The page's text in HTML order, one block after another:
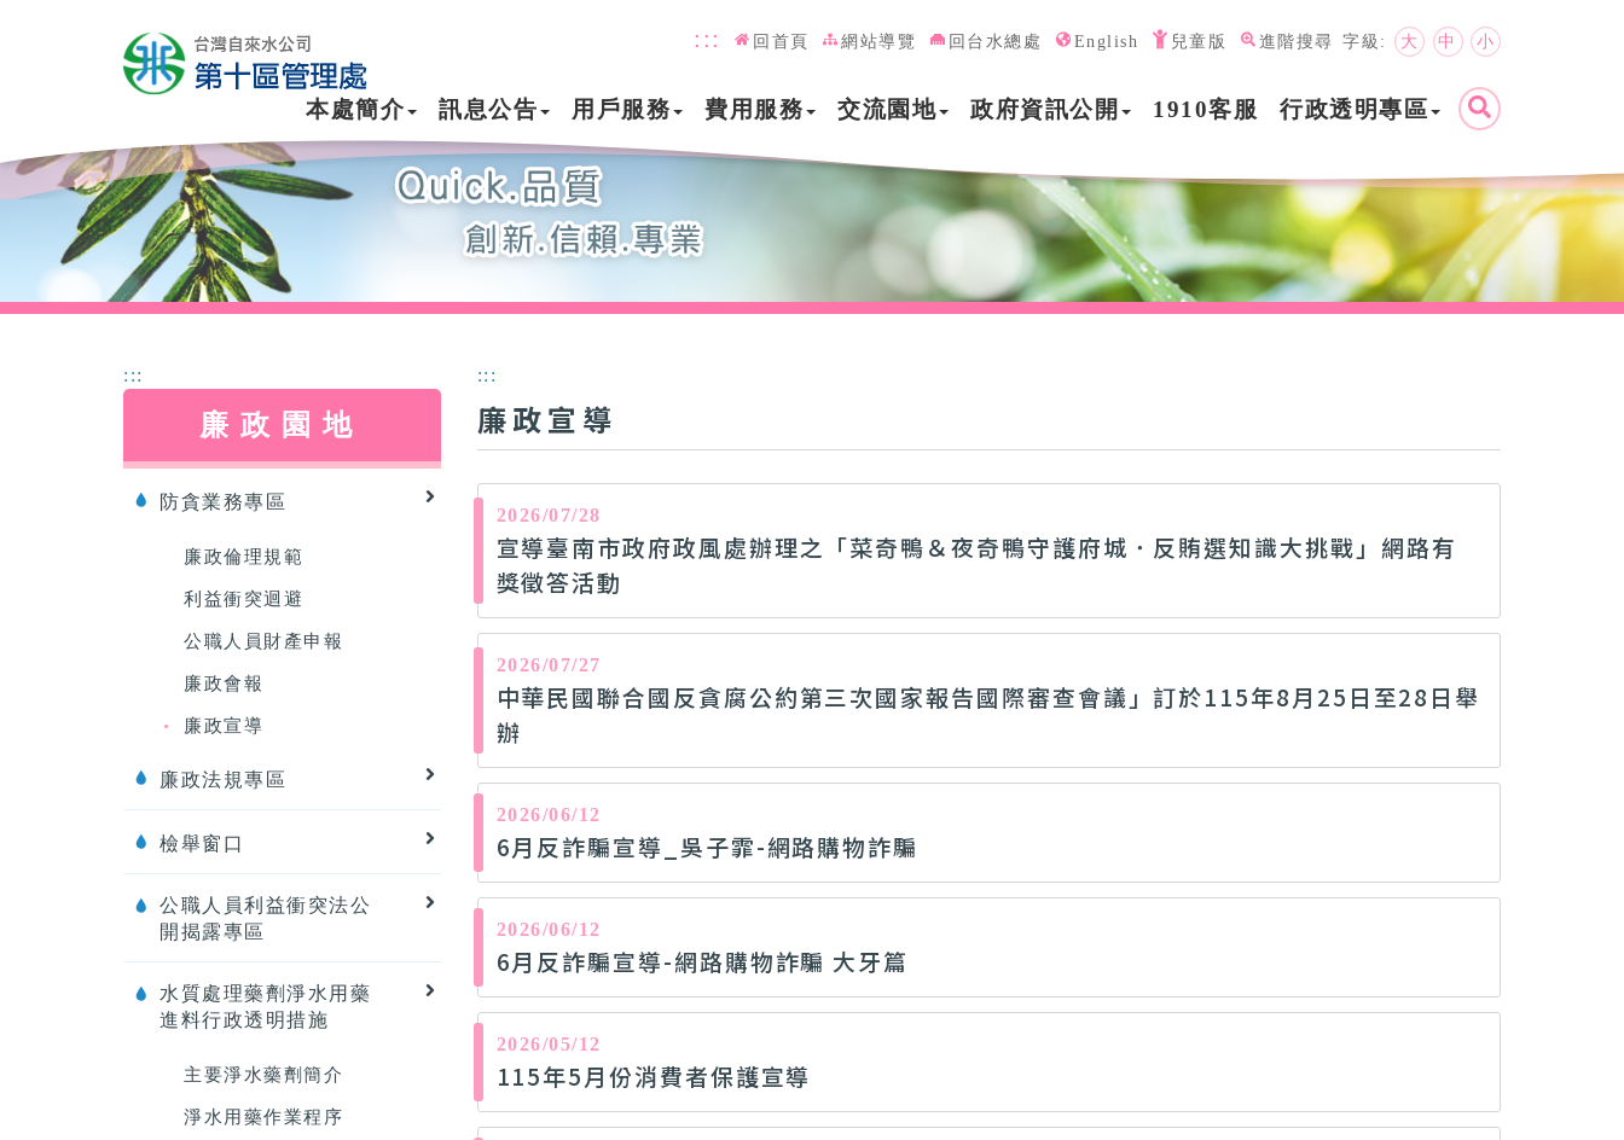
::: 回首頁 網站導覽 回台水總處 English 兒童版 進階搜尋 字級: 大 中 小
本處簡介 訊息公告 用戶服務 費用服務 交流園地 政府資訊公開 1910客服 行政透明專區
:::
廉政園地
防貪業務專區
廉政倫理規範
利益衝突迴避
公職人員財產申報
廉政會報
廉政宣導
廉政法規專區
檢舉窗口
公職人員利益衝突法公
開揭露專區
水質處理藥劑淨水用藥
進料行政透明措施
主要淨水藥劑簡介
淨水用藥作業程序
:::
廉政宣導
2026/07/28
宣導臺南市政府政風處辦理之「菜奇鴨＆夜奇鴨守護府城．反賄選知識大挑戰」網路有
獎徵答活動
2026/07/27
中華民國聯合國反貪腐公約第三次國家報告國際審查會議」訂於115年8月25日至28日舉
辦
2026/06/12
6月反詐騙宣導_吳子霏-網路購物詐騙
2026/06/12
6月反詐騙宣導-網路購物詐騙 大牙篇
2026/05/12
115年5月份消費者保護宣導